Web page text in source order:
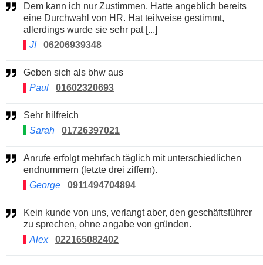
Dem kann ich nur Zustimmen. Hatte angeblich bereits
eine Durchwahl von HR. Hat teilweise gestimmt,
allerdings wurde sie sehr pat [...]
JI
06206939348
Geben sich als bhw aus
Paul
01602320693
Sehr hilfreich
Sarah
01726397021
Anrufe erfolgt mehrfach täglich mit unterschiedlichen
endnummern (letzte drei ziffern).
George
0911494704894
Kein kunde von uns, verlangt aber, den geschäftsführer
zu sprechen, ohne angabe von gründen.
Alex
022165082402